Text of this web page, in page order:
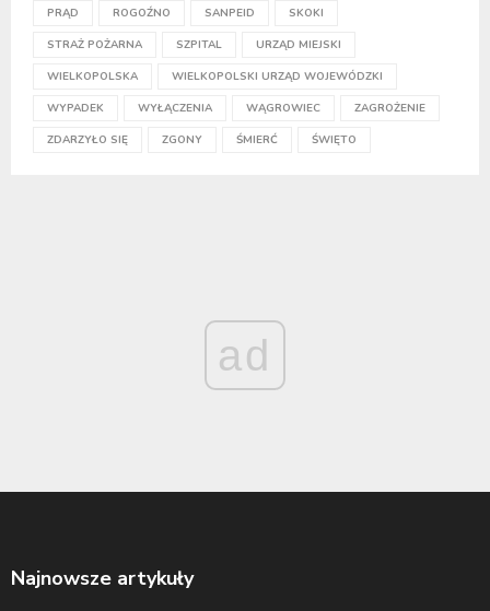
PRĄD ROGOŹNO SANPEID SKOKI
STRAŻ POŻARNA SZPITAL URZĄD MIEJSKI
WIELKOPOLSKA WIELKOPOLSKI URZĄD WOJEWÓDZKI
WYPADEK WYŁĄCZENIA WĄGROWIEC ZAGROŻENIE
ZDARZYŁO SIĘ ZGONY ŚMIERĆ ŚWIĘTO
ad
Najnowsze artykuły